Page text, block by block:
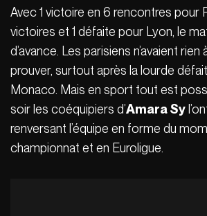
Avec 1 victoire en 6 rencontres pour
victoires et 1 défaite pour Lyon, le
d’avance. Les parisiens n’avaient
prouver, surtout après la lourde
Monaco. Mais en sport tout est
soir les coéquipiers d’Amara Sy
renversant l’équipe en forme du
championnat et en Euroligue.